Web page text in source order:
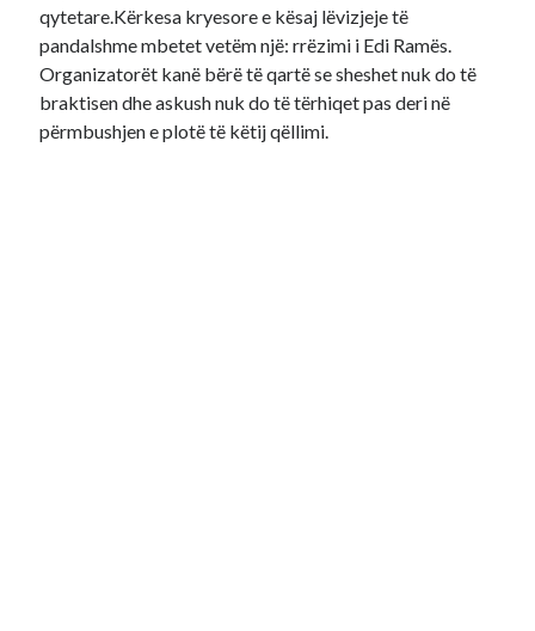
qytetare.Kërkesa kryesore e kësaj lëvizjeje të
pandalshme mbetet vetëm një: rrëzimi i Edi Ramës.
Organizatorët kanë bërë të qartë se sheshet nuk do të
braktisen dhe askush nuk do të tërhiqet pas deri në
përmbushjen e plotë të këtij qëllimi.